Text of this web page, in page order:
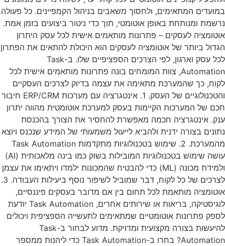
במועדים המתאימים, ולחסוך משאבים בניהול הקמפיינים. כל פעולה
נרשמת ומנותחת באופן אוטומטי, תוך כדי ניטור ביצועים בזמן אמת.
אוטומציה לעסקים – פתרונות מותאמים אישית לכל עסק היתרון
הגדול ביותר של אוטומציה לעסקים הוא היכולת להתאים את הפתרון
לכל עסק וארגון, לפי הצרכים הספציפיים שלו. ב-Task
Automation, צוות המומחים בונה פתרונות מותאמים אישית לכל
לקוח, כך שהמערכת מתאימה את עצמה בדיוק לצרכים העסקיים
והטכנולוגיים של העסק. 1. אינטגרציה עם מערכות ERP/CRM חיבור
חכם של המערכות הקיימות בעסק למערכת אוטומטית מהווה יתרון
ענק. אינטגרציה חכמה מאפשרת להחסיר את הצורך בהכנסת
נתונים בצורה ידנית ולהביא לייעול משמעותי של המידע שנכנס ויוצא
מהמערכת. 2. שימוש בטכנולוגיות מתקדמות Task Automation
עושה שימוש בטכנולוגיות המובילות בשוק כמו בינה מלאכותית (AI)
ולמידת מכונה (ML) כדי להבטיח שהמכונות ילמדו ויתאימו את עצמן
לצרכים של כל לקוח, דבר שמוביל לשיפור נוסף ביעילות העבודה. 3.
אוטומציה מותאמת לכל תחום בין אם מדובר בעסקים פיננסיים,
לוגיסטיקה, בריאות או שירותים אחרים, Task Automation יודעת
לספק פתרונות אוטומטיים שמתאימים לתעשייה הספציפית ויכולים
להיעשות בצורה מקצועית ומדויקת. מדוע לבחור ב-Task
Automation? בחרו ב-Task Automation כדי ליהנות ממספר